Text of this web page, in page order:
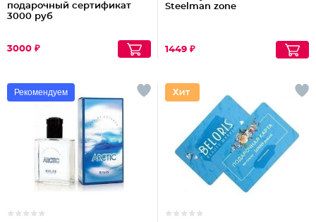
подарочный сертификат
3000 руб
3000 ₽
Steelman zone
1449 ₽
Рекомендуем